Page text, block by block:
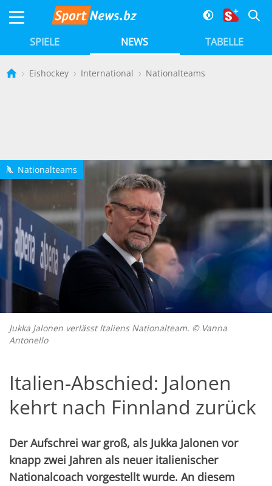
SPIELE NEWS TABELLE
Eishockey International Nationalteams
h Nationalteams
Jukka Jalonen verlässt Italiens Nationalteam. © Vanna
Antonello
Italien-Abschied: Jalonen
kehrt nach Finnland zurück
Der Aufschrei war groß, als Jukka Jalonen vor
knapp zwei Jahren als neuer italienischer
Nationalcoach vorgestellt wurde. An diesem